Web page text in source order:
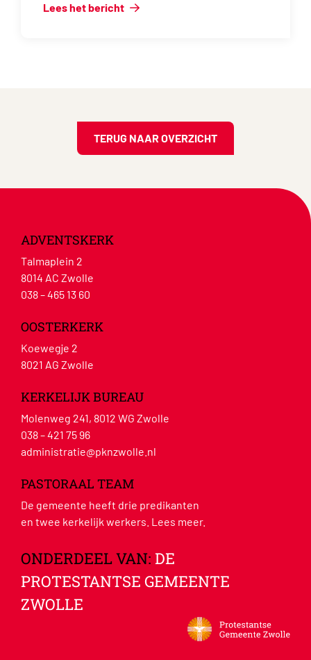
Lees het bericht
TERUG NAAR OVERZICHT
ADVENTSKERK
Talmaplein 2
8014 AC Zwolle
038 – 465 13 60
OOSTERKERK
Koewegje 2
8021 AG Zwolle
KERKELIJK BUREAU
Molenweg 241, 8012 WG Zwolle
038 – 421 75 96
administratie@pknzwolle.nl
PASTORAAL TEAM
De gemeente heeft drie predikanten
en twee kerkelijk werkers. Lees meer.
ONDERDEEL VAN: DE
PROTESTANTSE GEMEENTE
ZWOLLE